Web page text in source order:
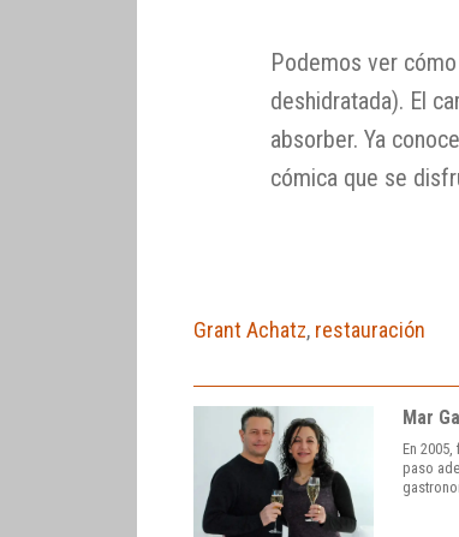
Podemos ver
deshidratada). El
absorber. Ya
cómica que se
Grant Achatz, restauración
Mar
En
paso